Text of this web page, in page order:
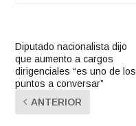
Diputado nacionalista dijo
que aumento a cargos
dirigenciales “es uno de los
puntos a conversar”
ANTERIOR